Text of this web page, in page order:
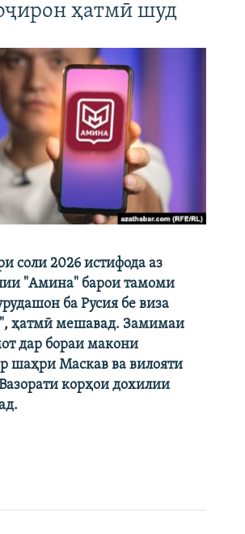
ҳатмӣ шуд
соли 2026 истифода аз
"Амина" барои тамоми
ба Русия бе виза
ҳатмӣ мешавад. Замимаи
дар бораи макони
шаҳри Маскав ва вилояти
корҳои дохилии